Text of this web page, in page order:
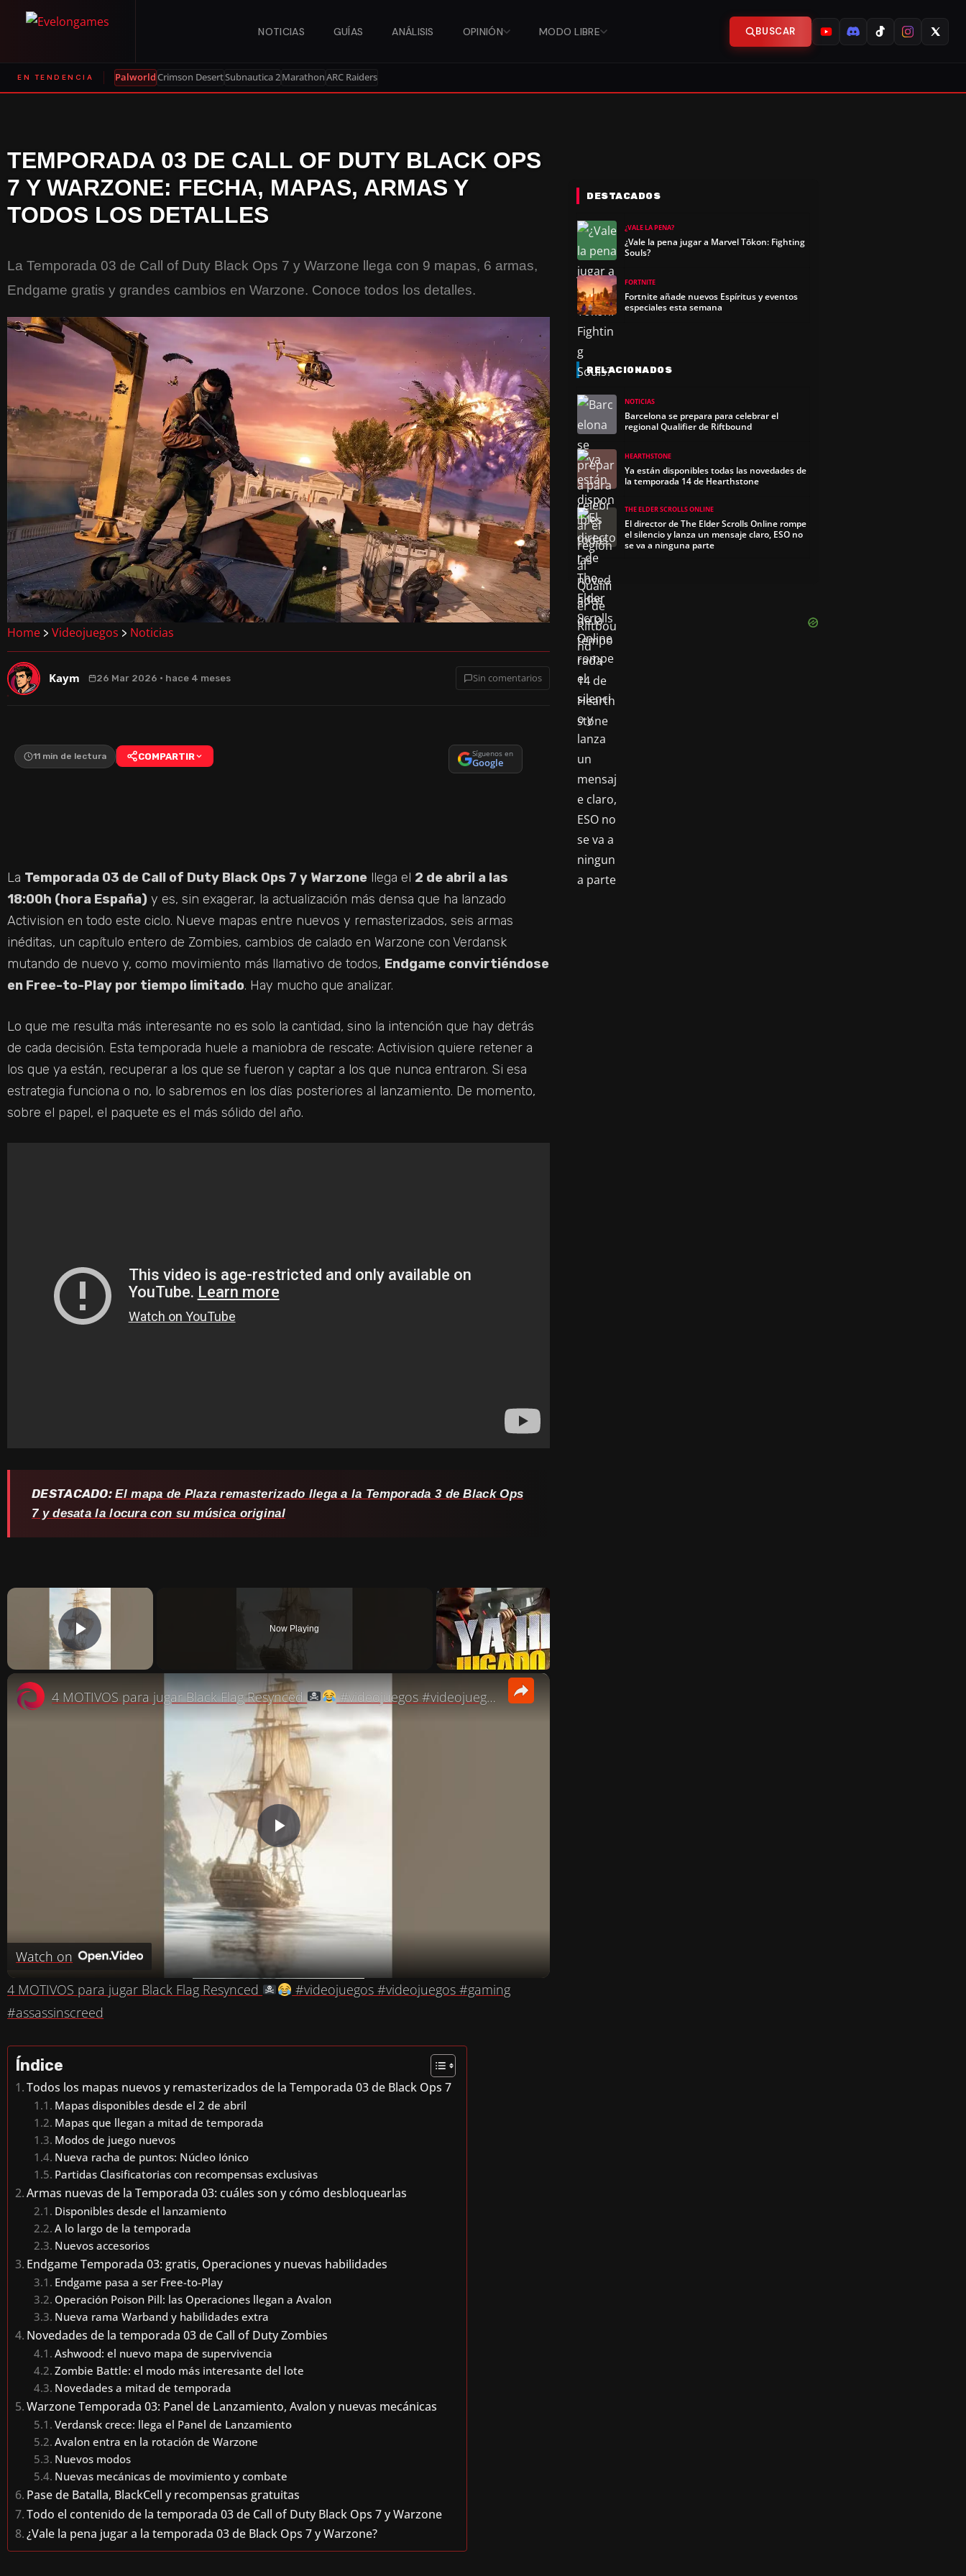
NOTICIAS GUÍAS ANÁLISIS OPINIÓN MODO LIBRE BUSCAR
EN TENDENCIA PalworldCrimson DesertSubnautica 2MarathonARC Raiders
TEMPORADA 03 DE CALL OF DUTY BLACK OPS
7 Y WARZONE: FECHA, MAPAS, ARMAS Y
TODOS LOS DETALLES
La Temporada 03 de Call of Duty Black Ops 7 y Warzone llega con 9 mapas, 6 armas,
Endgame gratis y grandes cambios en Warzone. Conoce todos los detalles.
Home > Videojuegos > Noticias
Kaym 26 Mar 2026 · hace 4 meses Sin comentarios
11 min de lectura COMPARTIR Síguenos en
Google
La Temporada 03 de Call of Duty Black Ops 7 y Warzone llega el 2 de abril a las
18:00h (hora España) y es, sin exagerar, la actualización más densa que ha lanzado
Activision en todo este ciclo. Nueve mapas entre nuevos y remasterizados, seis armas
inéditas, un capítulo entero de Zombies, cambios de calado en Warzone con Verdansk
mutando de nuevo y, como movimiento más llamativo de todos, Endgame convirtiéndose
en Free-to-Play por tiempo limitado. Hay mucho que analizar.
Lo que me resulta más interesante no es solo la cantidad, sino la intención que hay detrás
de cada decisión. Esta temporada huele a maniobra de rescate: Activision quiere retener a
los que ya están, recuperar a los que se fueron y captar a los que nunca entraron. Si esa
estrategia funciona o no, lo sabremos en los días posteriores al lanzamiento. De momento,
sobre el papel, el paquete es el más sólido del año.
DESTACADO:El mapa de Plaza remasterizado llega a la Temporada 3 de Black Ops
7 y desata la locura con su música original
×
PLAY VIDEO
Now Playing
×
P
L
A
Y
O
4 MOTIVOS para jugar Black Flag Resynced #videojuegos #videojuegos #gaming #assassinscreed
Watch on
4 MOTIVOS para jugar Black Flag Resynced
#videojuegos #videojuegos #gaming
#assassinscreed
Índice
Todos los mapas nuevos y remasterizados de la Temporada 03 de Black Ops 7
Mapas disponibles desde el 2 de abril
Mapas que llegan a mitad de temporada
Modos de juego nuevos
Nueva racha de puntos: Núcleo Iónico
Partidas Clasificatorias con recompensas exclusivas
Armas nuevas de la Temporada 03: cuáles son y cómo desbloquearlas
Disponibles desde el lanzamiento
A lo largo de la temporada
Nuevos accesorios
Endgame Temporada 03: gratis, Operaciones y nuevas habilidades
Endgame pasa a ser Free-to-Play
Operación Poison Pill: las Operaciones llegan a Avalon
Nueva rama Warband y habilidades extra
Novedades de la temporada 03 de Call of Duty Zombies
Ashwood: el nuevo mapa de supervivencia
Zombie Battle: el modo más interesante del lote
Novedades a mitad de temporada
Warzone Temporada 03: Panel de Lanzamiento, Avalon y nuevas mecánicas
Verdansk crece: llega el Panel de Lanzamiento
Avalon entra en la rotación de Warzone
Nuevos modos
Nuevas mecánicas de movimiento y combate
Pase de Batalla, BlackCell y recompensas gratuitas
Todo el contenido de la temporada 03 de Call of Duty Black Ops 7 y Warzone
¿Vale la pena jugar a la temporada 03 de Black Ops 7 y Warzone?
DESTACADOS
¿VALE LA PENA?
¿Vale la pena jugar a Marvel Tōkon: Fighting
Souls?
FORTNITE
Fortnite añade nuevos Espíritus y eventos
especiales esta semana
RELACIONADOS
NOTICIAS
Barcelona se prepara para celebrar el
regional Qualifier de Riftbound
HEARTHSTONE
Ya están disponibles todas las novedades de
la temporada 14 de Hearthstone
THE ELDER SCROLLS ONLINE
El director de The Elder Scrolls Online rompe
el silencio y lanza un mensaje claro, ESO no
se va a ninguna parte